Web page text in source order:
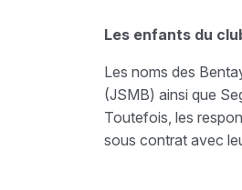
Les enfants du
Les noms des
(JSMB) ainsi que
Toutefois, les
sous contrat avec